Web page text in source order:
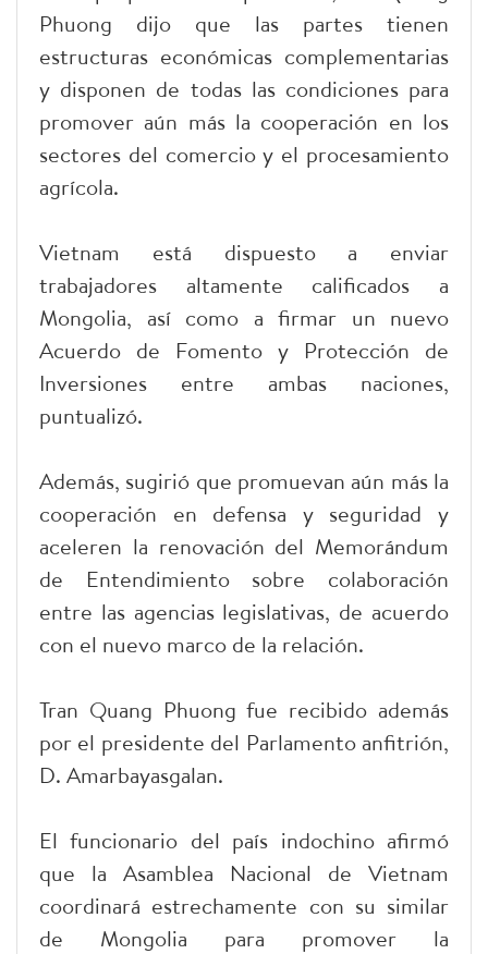
Phuong dijo que las partes tienen
estructuras económicas complementarias
y disponen de todas las condiciones para
promover aún más la cooperación en los
sectores del comercio y el procesamiento
agrícola.
Vietnam está dispuesto a enviar
trabajadores altamente calificados a
Mongolia, así como a firmar un nuevo
Acuerdo de Fomento y Protección de
Inversiones entre ambas naciones,
puntualizó.
Además, sugirió que promuevan aún más la
cooperación en defensa y seguridad y
aceleren la renovación del Memorándum
de Entendimiento sobre colaboración
entre las agencias legislativas, de acuerdo
con el nuevo marco de la relación.
Tran Quang Phuong fue recibido además
por el presidente del Parlamento anfitrión,
D. Amarbayasgalan.
El funcionario del país indochino afirmó
que la Asamblea Nacional de Vietnam
coordinará estrechamente con su similar
de Mongolia para promover la